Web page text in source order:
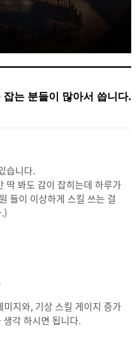
는 분들이 많아서 씁니다.
습니다.
딱 봐도 감이 잡히는데 하루가
들이 이상하게 스킬 쓰는 걸
지와, 기상 스킬 게이지 증가
각 하시면 됩니다.